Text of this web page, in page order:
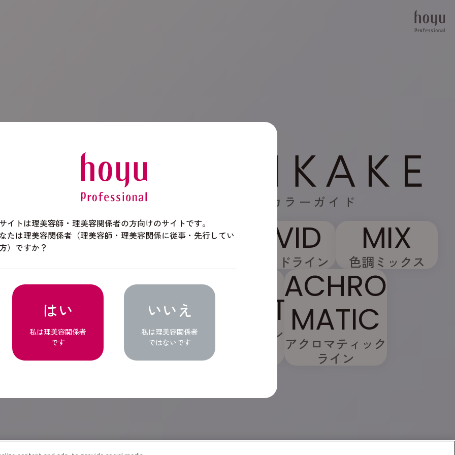
デジタルカラーガイド
BEIGE VIVID
ビビッドライン
MIX
色調ミックス
ADJUST
アジャストライン
ACHRO
MATIC
アクロマティック
ライン
イトは理美容師・理美容関係者の方向けのサイトです。
たは理美容関係者（理美容師・理美容関係に従事・先行してい
）ですか？
はい
私は理美容関係者
です
いいえ
私は理美容関係者
ではないです